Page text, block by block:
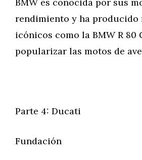
rendimiento y ha producido
icónicos como la BMW R 80
popularizar las motos de
Parte 4: Ducati
Fundación